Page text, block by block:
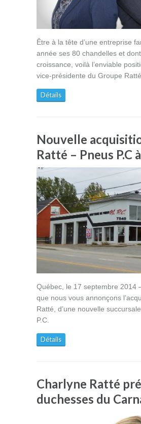
Être à la tête d’une entreprise
année ses 80 chandelles et
croissance, voilà l’enviable
vice-présidente du Groupe Ratté.
Détails
Nouvelle
Ratté – Pneus P.C
Québec, le 17 septembre 2014
que nous vous annonçons
Ratté, d’une nouvelle
P.C.
Détails
Charlyne Ratté
duchesses du